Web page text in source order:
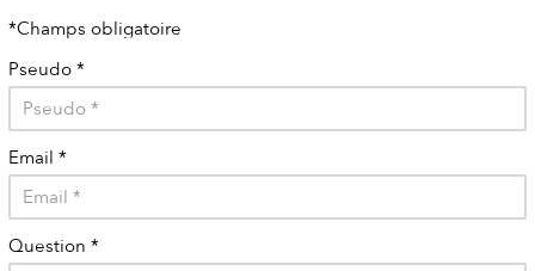
*Champs obligatoire
Pseudo *
Email *
Question *